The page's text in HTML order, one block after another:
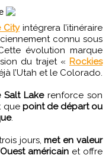
Cityintégrera l’itinéraire
connu sous
évolution marque
du trajet « Rockies
l’Utah et le Colorado.
Salt Lakerenforce son
que point de départ ou
.
jours,met en valeur
américain et offre